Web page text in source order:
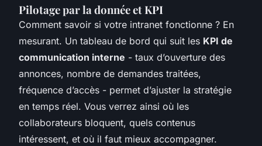
Pilotage par la donnée et KPI
Comment savoir si votre intranet fonctionne ? En
mesurant. Un tableau de bord qui suit les KPI de
communication interne - taux d’ouverture des
annonces, nombre de demandes traitées,
fréquence d’accès - permet d’ajuster la stratégie
en temps réel. Vous verrez ainsi où les
collaborateurs bloquent, quels contenus
intéressent, et où il faut mieux accompagner.